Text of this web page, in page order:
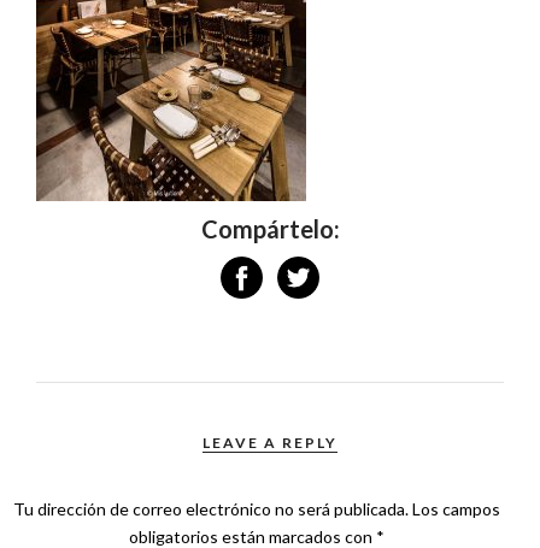
Compártelo:
LEAVE A REPLY
Tu dirección de correo electrónico no será publicada.Los campos
obligatorios están marcados con *